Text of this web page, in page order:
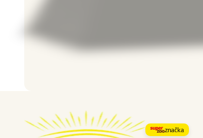
značka